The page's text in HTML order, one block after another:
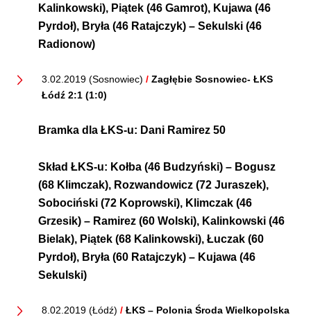
Kalinkowski), Piątek (46 Gamrot), Kujawa (46
Pyrdoł), Bryła (46 Ratajczyk) – Sekulski (46
Radionow)
3.02.2019 (Sosnowiec) / Zagłębie Sosnowiec- ŁKS
Łódź 2:1 (1:0)
Bramka dla ŁKS-u: Dani Ramirez 50
Skład ŁKS-u: Kołba (46 Budzyński) – Bogusz
(68 Klimczak), Rozwandowicz (72 Juraszek),
Sobociński (72 Koprowski), Klimczak (46
Grzesik) – Ramirez (60 Wolski), Kalinkowski (46
Bielak), Piątek (68 Kalinkowski), Łuczak (60
Pyrdoł), Bryła (60 Ratajczyk) – Kujawa (46
Sekulski)
8.02.2019 (Łódź) / ŁKS – Polonia Środa Wielkopolska